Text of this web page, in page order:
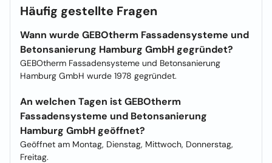
Häufig gestellte Fragen
Wann wurde GEBOtherm Fassadensysteme und
Betonsanierung Hamburg GmbH gegründet?
GEBOtherm Fassadensysteme und Betonsanierung
Hamburg GmbH wurde 1978 gegründet.
An welchen Tagen ist GEBOtherm
Fassadensysteme und Betonsanierung
Hamburg GmbH geöffnet?
Geöffnet am Montag, Dienstag, Mittwoch, Donnerstag,
Freitag.